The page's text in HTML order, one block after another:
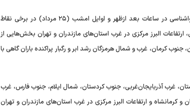
احد وظیفه اظهار کرد: بر اساس آخرین خروجی مدل های هواشناسی در ساعات بعد ازظهر و اوایل امشب (۲۵ مرداد) در برخی نقاط
البرز مرکزی در غرب استان‌های مازندران و تهران بخش‌هایی از
جنوب کرمان، غرب و شمال هرمزگان رشد ابر و رگبار پراکنده باران گاهی با
در برخی نقاط کرمانشاه، لرستان، غرب آذربایجان‌غربی، جنوب کردستان، شمال ایلام، جنوب فارس، غرب
کردستان و کرمانشاه و ارتفاعات البرز مرکزی در غرب استان‌های مازندران و تهران